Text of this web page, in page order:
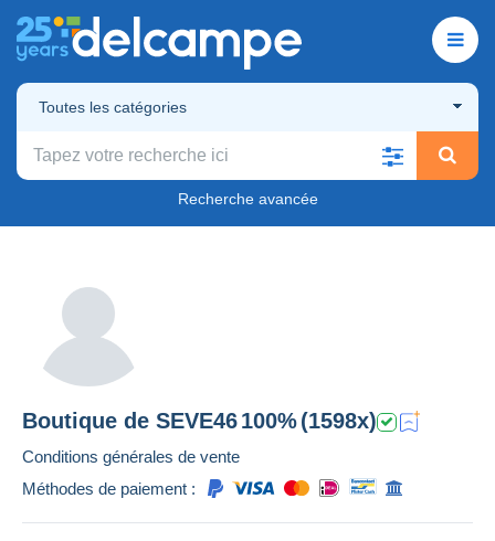
Toutes les catégories
Recherche avancée
Boutique de SEVE46100%(1598x)
Conditions générales de vente
Méthodes de paiement :